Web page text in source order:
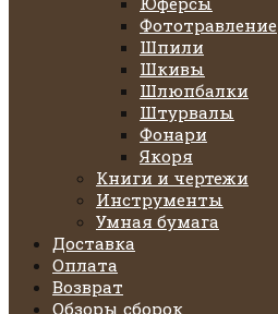
Фототравление
Шпили
Шкивы
Шлюпбалки
Штурвалы
Фонари
Якоря
Книги и чертежи
Инструменты
Умная бумага
Доставка
Оплата
Возврат
Обзоры сборок